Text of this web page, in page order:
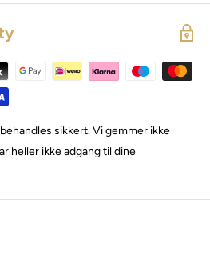
sikkert. Vi gemmer ikke
heller ikke adgang til dine